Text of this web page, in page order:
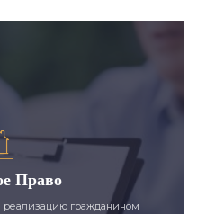
Право
гражданином